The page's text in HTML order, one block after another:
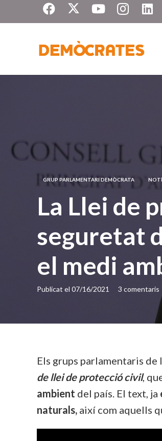
GRUP PARLAMENTARI DEMÒCRATA
La Llei de
seguretat
el medi
Publicat el 07/16/2021 3 comentaris
Els grups parlamentaris de
de llei de protecció civil,
ambient del país. El text, ja
naturals, així com aquells